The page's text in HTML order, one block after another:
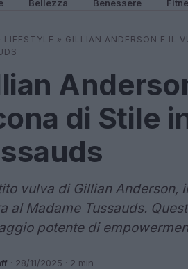
Bellezza Benessere
LIFESTYLE » GILLIAN ANDERSON E IL
di Stile
vulva di Gillian Anderson,
al Madame Tussauds.
potente di
· 28/11/2025 · 2 min